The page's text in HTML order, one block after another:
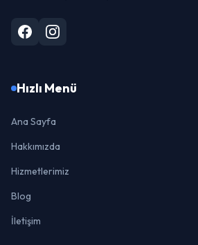
Hızlı Menü
Ana Sayfa
Hakkımızda
Hizmetlerimiz
Blog
İletişim